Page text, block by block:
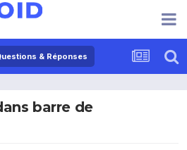
& Réponses
barre de